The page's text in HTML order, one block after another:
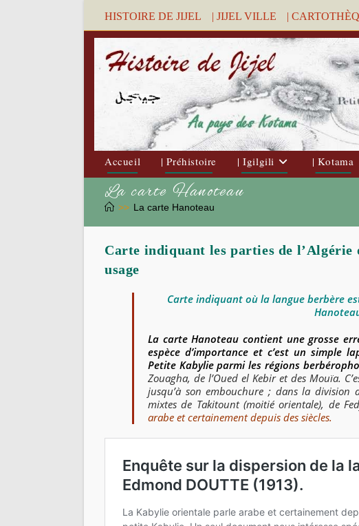
HISTOIRE DE JIJEL | JIJEL VILLE |
Accueil | Préhistoire | Igilgili | Kotama
La carte Hanoteau
>> La carte Hanoteau
Carte indiquant les parties de l’Algérie
usage
Carte indiquant où la langue berbère
La carte Hanoteau contient une grosse
espèce d’importance et c’est un simple
Petite Kabylie parmi les régions
Zouagha, de l’Oued el Kebir et des Mouïa.
jusqu’à son embouchure ; dans la division
mixtes de Takitount (moitié orientale), de
arabe et certainement depuis des siècles.